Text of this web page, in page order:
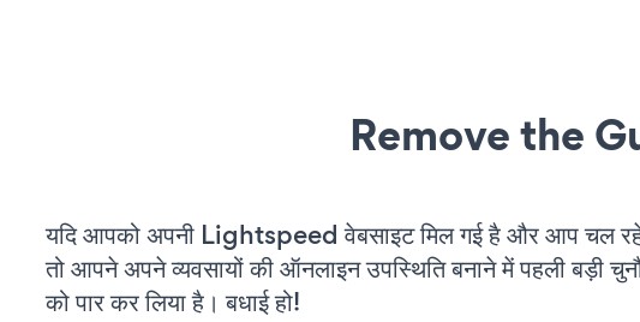
Remove the
यदि आपको अपनी Lightspeed वेबसाइट मिल गई है और आप चल
तो आपने अपने व्यवसायों की ऑनलाइन उपस्थिति बनाने में पहली बड़ी
को पार कर लिया है। बधाई हो!